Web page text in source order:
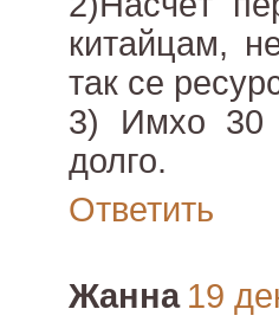
китайцам,
так се
3) Имхо 30
долго.
Ответить
Жанна 19